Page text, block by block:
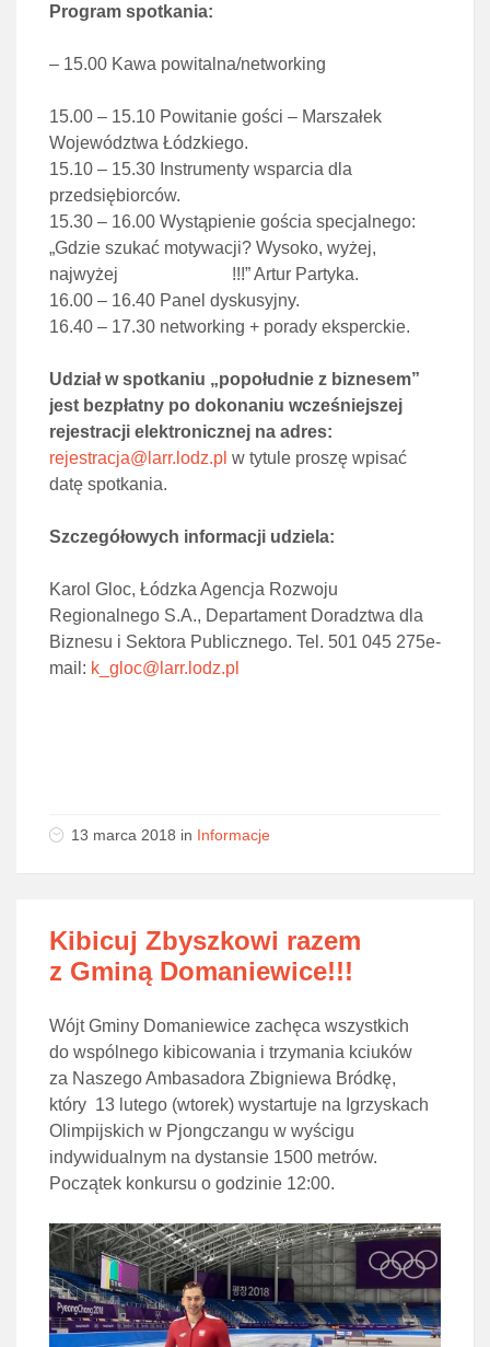
Program spotkania:
– 15.00 Kawa powitalna/networking
15.00 – 15.10 Powitanie gości – Marszałek
Województwa Łódzkiego.
15.10 – 15.30 Instrumenty wsparcia dla
przedsiębiorców.
15.30 – 16.00 Wystąpienie gościa specjalnego:
„Gdzie szukać motywacji? Wysoko, wyżej,
najwyżej !!!” Artur Partyka.
16.00 – 16.40 Panel dyskusyjny.
16.40 – 17.30 networking + porady eksperckie.
Udział w spotkaniu „popołudnie z biznesem”
jest bezpłatny po dokonaniu wcześniejszej
rejestracji elektronicznej na adres:
rejestracja@larr.lodz.pl w tytule proszę wpisać
datę spotkania.
Szczegółowych informacji udziela:
Karol Gloc, Łódzka Agencja Rozwoju
Regionalnego S.A., Departament Doradztwa dla
Biznesu i Sektora Publicznego. Tel. 501 045 275e-
mail: k_gloc@larr.lodz.pl
13 marca 2018 in Informacje
Kibicuj Zbyszkowi razem
z Gminą Domaniewice!!!
Wójt Gminy Domaniewice zachęca wszystkich
do wspólnego kibicowania i trzymania kciuków
za Naszego Ambasadora Zbigniewa Bródkę,
który 13 lutego (wtorek) wystartuje na Igrzyskach
Olimpijskich w Pjongczangu w wyścigu
indywidualnym na dystansie 1500 metrów.
Początek konkursu o godzinie 12:00.